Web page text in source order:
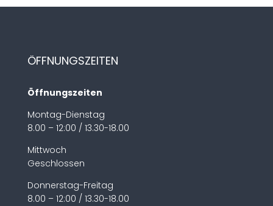
ÖFFNUNGSZEITEN
Öffnungszeiten
Montag-Dienstag
8.00 – 12:00 / 13.30-18.00
Mittwoch
Geschlossen
Donnerstag-Freitag
8.00 – 12:00 / 13.30-18.00